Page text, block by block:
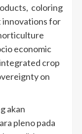
coloring
for
economic
crop
on
akan
pleno pada